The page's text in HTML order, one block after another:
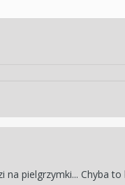
pielgrzymki... Chyba to